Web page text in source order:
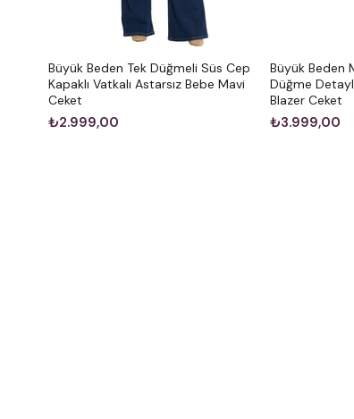
Büyük Beden Tek Düğmeli Süs Cep
Kapaklı Vatkalı Astarsız Bebe Mavi
Ceket
₺2.999,00
Büyük Beden
Düğme
Blazer Ceket
₺3.999,00